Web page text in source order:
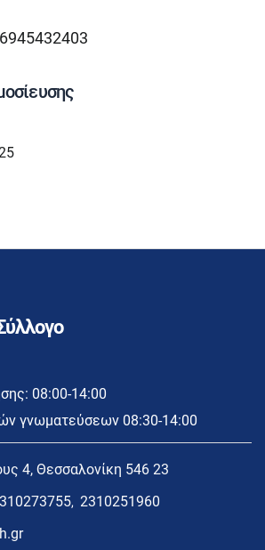
08:00-14:00
γνωματεύσεων 08:30-14:00
4, Θεσσαλονίκη 546 23
, 2310251960